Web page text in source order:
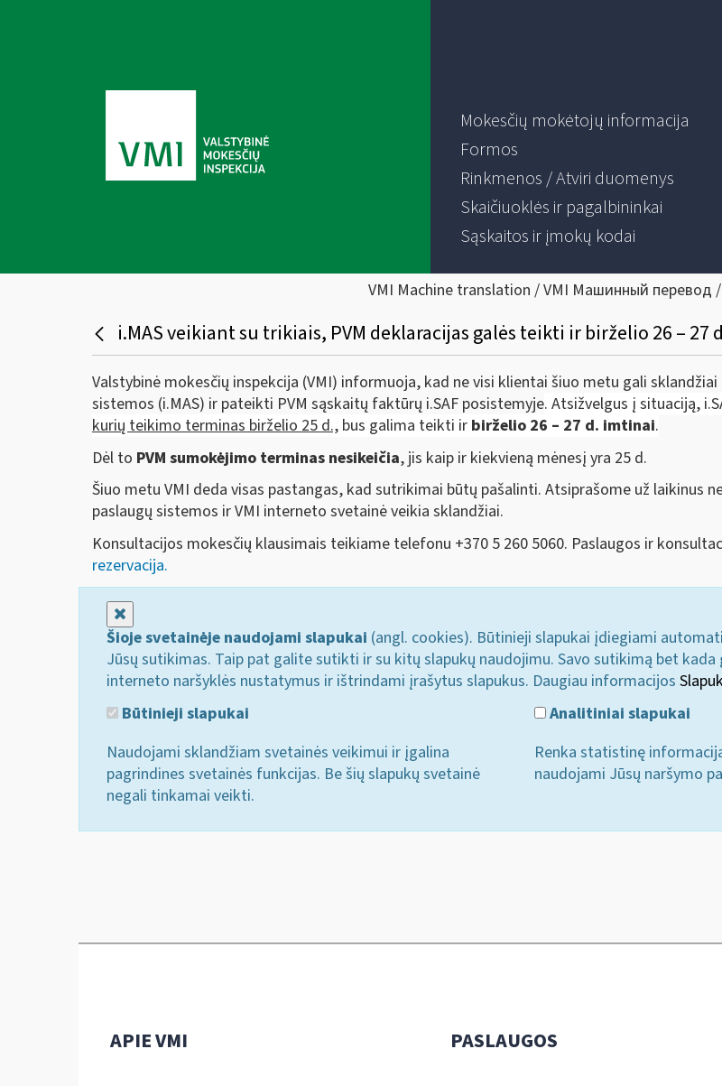
Mokesčių mokėtojų informacija
Formos
Rinkmenos / Atviri duomenys
Skaičiuoklės ir pagalbininkai
Sąskaitos ir įmokų kodai
VMI Machine translation / VMI Машинный перевод
i.MAS veikiant su trikiais, PVM deklaracijas galės teikti ir birželio 26 – 27
Valstybinė mokesčių inspekcija (VMI) informuoja, kad ne visi klientai šiuo metu gali
sistemos (i.MAS) ir pateikti PVM sąskaitų faktūrų i.SAF posistemyje. Atsižvelgus į situaciją,
kurių teikimo terminasbirželio 25 d., bus galima teikti ir birželio 26 – 27 d. imtinai.
Dėl to PVM sumokėjimo terminas nesikeičia, jis kaip ir kiekvieną mėnesį yra 25 d.
Šiuo metu VMI deda visas pastangas, kad sutrikimai būtų pašalinti. Atsiprašome už laikinus
paslaugų sistemos ir VMI interneto svetainė veikia sklandžiai.
Konsultacijos mokesčių klausimais teikiame telefonu +370 5 260 5060. Paslaugos ir
rezervacija.
Šioje svetainėje naudojami slapukai (angl. cookies). Būtinieji slapukai įdiegiami
Jūsų sutikimas. Taip pat galite sutikti ir su kitų slapukų naudojimu. Savo sutikimą bet
interneto naršyklės nustatymus ir ištrindami įrašytus slapukus. Daugiau informacijos
Būtinieji slapukai
Naudojami sklandžiam svetainės veikimui ir įgalina
pagrindines svetainės funkcijas. Be šių slapukų svetainė
negali tinkamai veikti.
Analitiniai slapukai
Renka statistinę
naudojami Jūsų naršymo
APIE VMI PASLAUGOS